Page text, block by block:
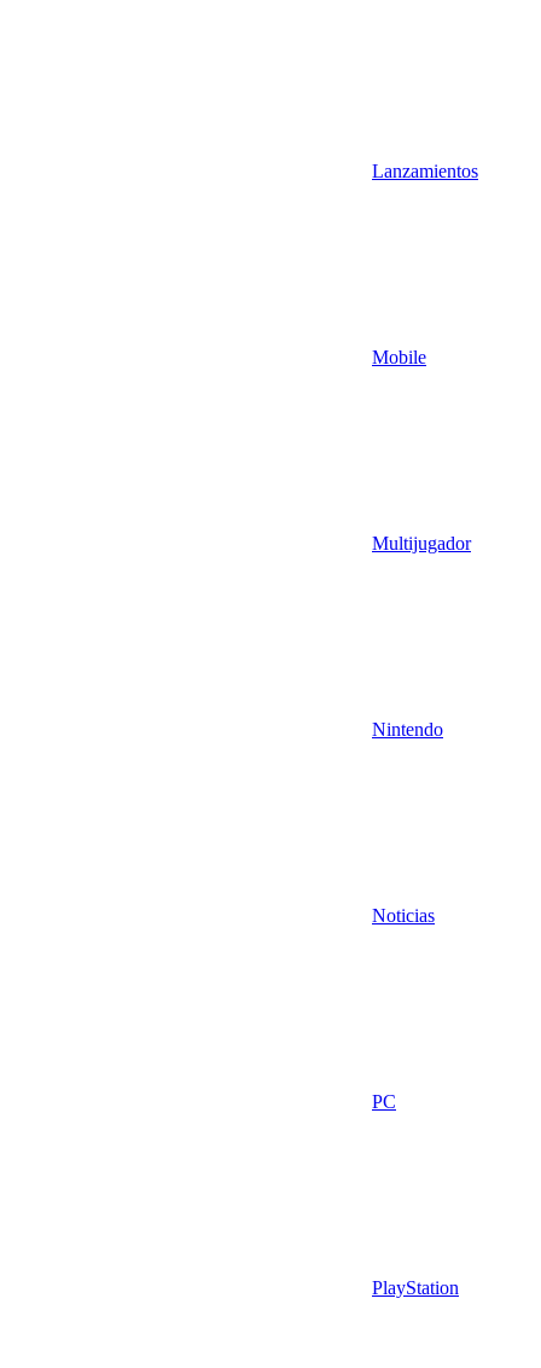
Lanzamientos
Mobile
Multijugador
Nintendo
Noticias
PC
PlayStation